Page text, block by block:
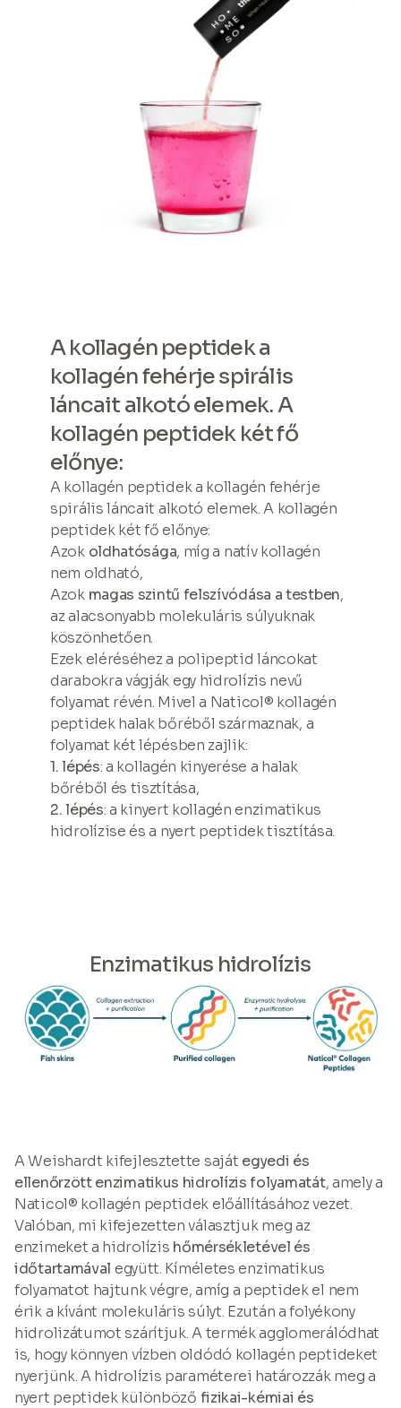
A kollagén peptidek a
kollagén fehérje spirális
láncait alkotó elemek. A
kollagén peptidek két fő
előnye:
A kollagén peptidek a kollagén fehérje
spirális láncait alkotó elemek. A kollagén
peptidek két fő előnye:
Azok oldhatósága, míg a natív kollagén
nem oldható,
Azok magas szintű felszívódása a testben,
az alacsonyabb molekuláris súlyuknak
köszönhetően.
Ezek eléréséhez a polipeptid láncokat
darabokra vágják egy hidrolízis nevű
folyamat révén. Mivel a Naticol® kollagén
peptidek halak bőréből származnak, a
folyamat két lépésben zajlik:
1. lépés: a kollagén kinyerése a halak
bőréből és tisztítása,
2. lépés: a kinyert kollagén enzimatikus
hidrolízise és a nyert peptidek tisztítása.
Enzimatikus hidrolízis
A Weishardt kifejlesztette saját egyedi és
ellenőrzött enzimatikus hidrolízis folyamatát, amely a
Naticol® kollagén peptidek előállításához vezet.
Valóban, mi kifejezetten választjuk meg az
enzimeket a hidrolízis hőmérsékletével és
időtartamával együtt. Kíméletes enzimatikus
folyamatot hajtunk végre, amíg a peptidek el nem
érik a kívánt molekuláris súlyt. Ezután a folyékony
hidrolizátumot szárítjuk. A termék agglomerálódhat
is, hogy könnyen vízben oldódó kollagén peptideket
nyerjünk. A hidrolízis paraméterei határozzák meg a
nyert peptidek különböző fizikai-kémiai és